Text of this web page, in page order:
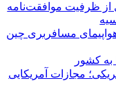
از ظرفیت موافقت‌نامه
مسافربری چین
به کشور
مجازات آمریکایی